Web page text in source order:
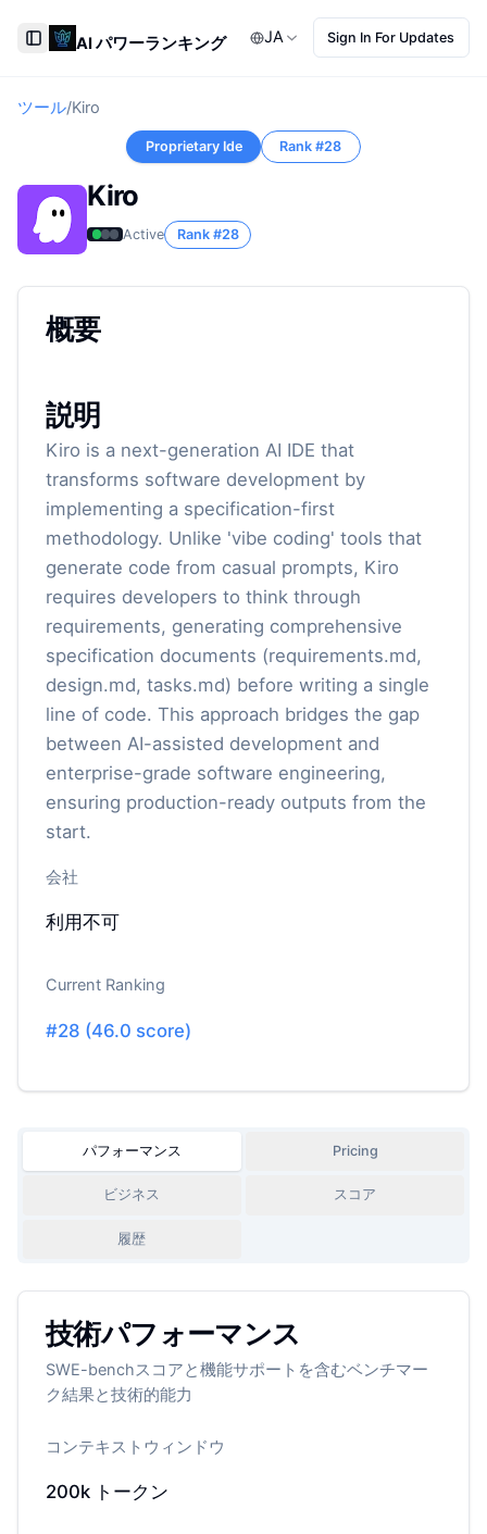
Toggle Sidebar
AI パワーランキング JA Sign In For Updates
ツール/Kiro
Proprietary Ide Rank #28
Kiro
Active Rank #28
概要
説明
Kiro is a next-generation AI IDE that
transforms software development by
implementing a specification-first
methodology. Unlike 'vibe coding' tools that
generate code from casual prompts, Kiro
requires developers to think through
requirements, generating comprehensive
specification documents (requirements.md,
design.md, tasks.md) before writing a single
line of code. This approach bridges the gap
between AI-assisted development and
enterprise-grade software engineering,
ensuring production-ready outputs from the
start.
会社
利用不可
Current Ranking
#28 (46.0 score)
パフォーマンス Pricing
ビジネス スコア
履歴
技術パフォーマンス
SWE-benchスコアと機能サポートを含むベンチマー
ク結果と技術的能力
コンテキストウィンドウ
200k トークン